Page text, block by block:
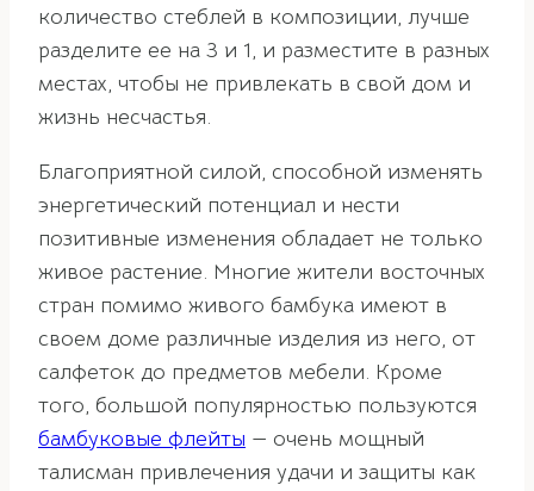
количество стеблей в композиции, лучше
разделите ее на 3 и 1, и разместите в разных
местах, чтобы не привлекать в свой дом и
жизнь несчастья.
Благоприятной силой, способной изменять
энергетический потенциал и нести
позитивные изменения обладает не только
живое растение. Многие жители восточных
стран помимо живого бамбука имеют в
своем доме различные изделия из него, от
салфеток до предметов мебели. Кроме
того, большой популярностью пользуются
бамбуковые флейты — очень мощный
талисман привлечения удачи и защиты как